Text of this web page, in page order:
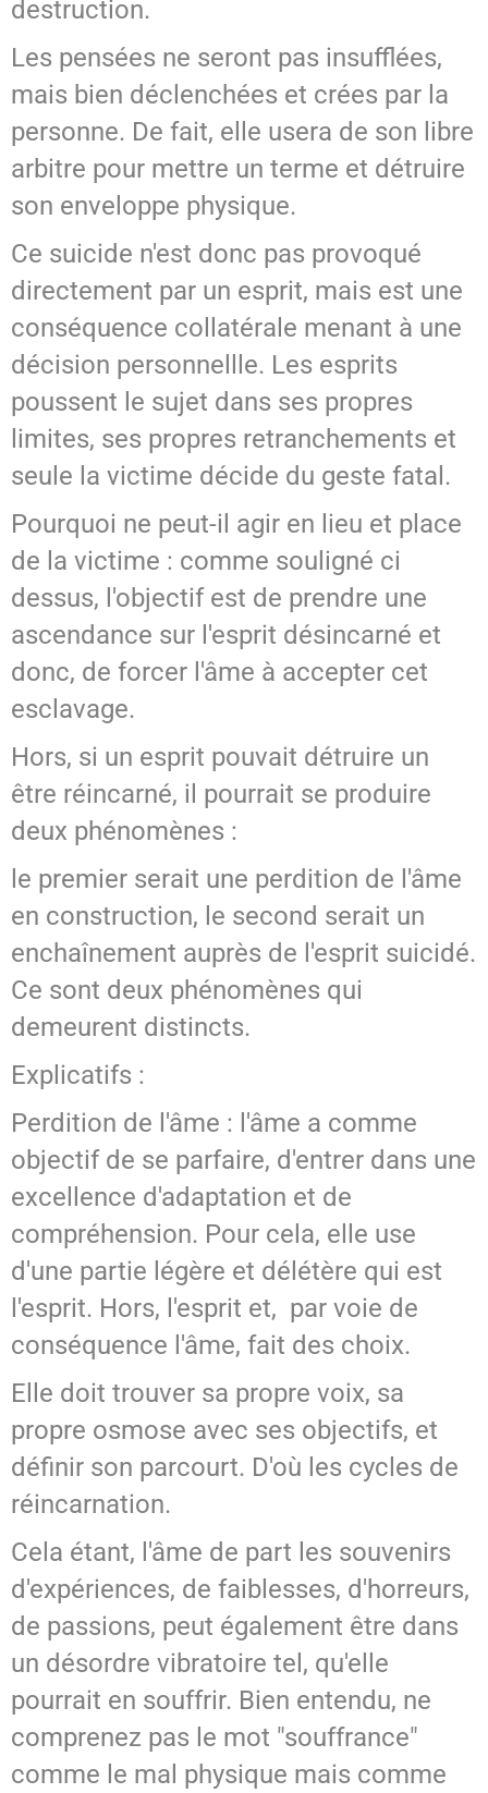
destruction.
Les pensées ne seront pas insufflées,
mais bien déclenchées et crées par la
personne. De fait, elle usera de son libre
arbitre pour mettre un terme et détruire
son enveloppe physique.
Ce suicide n'est donc pas provoqué
directement par un esprit, mais est une
conséquence collatérale menant à une
décision personnellle. Les esprits
poussent le sujet dans ses propres
limites, ses propres retranchements et
seule la victime décide du geste fatal.
Pourquoi ne peut-il agir en lieu et place
de la victime : comme souligné ci
dessus, l'objectif est de prendre une
ascendance sur l'esprit désincarné et
donc, de forcer l'âme à accepter cet
esclavage.
Hors, si un esprit pouvait détruire un
être réincarné, il pourrait se produire
deux phénomènes :
le premier serait une perdition de l'âme
en construction, le second serait un
enchaînement auprès de l'esprit suicidé.
Ce sont deux phénomènes qui
demeurent distincts.
Explicatifs :
Perdition de l'âme : l'âme a comme
objectif de se parfaire, d'entrer dans une
excellence d'adaptation et de
compréhension. Pour cela, elle use
d'une partie légère et délétère qui est
l'esprit. Hors, l'esprit et, par voie de
conséquence l'âme, fait des choix.
Elle doit trouver sa propre voix, sa
propre osmose avec ses objectifs, et
définir son parcourt. D'où les cycles de
réincarnation.
Cela étant, l'âme de part les souvenirs
d'expériences, de faiblesses, d'horreurs,
de passions, peut également être dans
un désordre vibratoire tel, qu'elle
pourrait en souffrir. Bien entendu, ne
comprenez pas le mot "souffrance"
comme le mal physique mais comme